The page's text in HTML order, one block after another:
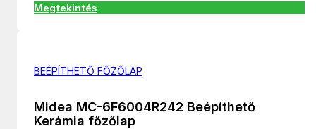
Megtekintés
BEÉPÍTHETŐ FŐZŐLAP
Midea MC-6F6004R242 Beépíthető
Kerámia főzőlap